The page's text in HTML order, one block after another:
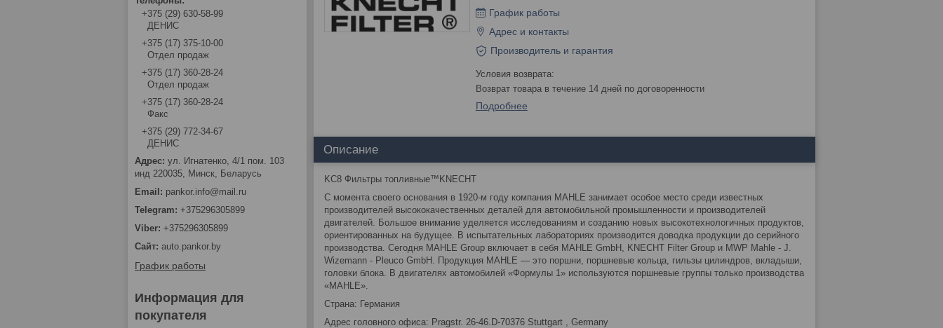
График работы
Адрес и контакты
Производитель и гарантия
возврат товара в течение 14 дней по договоренности
Подробнее
Описание
KC8 Фильтры топливные™KNECHT
С момента своего основания в 1920-м году компания MAHLE занимает особое место среди известных
производителей высококачественных деталей для автомобильной промышленности и производителей
двигателей. Большое внимание уделяется исследованиям и созданию новых высокотехнологичных продуктов,
ориентированных на будущее. В испытательных лабораториях производится доводка продукции до серийного
производства. Сегодня MAHLE Group включает в себя MAHLE GmbH, KNECHT Filter Group и MWP Mahle - J.
Wizemann - Pleuco GmbH. Продукция MAHLE — это поршни, поршневые кольца, гильзы цилиндров, вкладыши,
головки блока. В двигателях автомобилей «Формулы 1» используются поршневые группы только производства
«MAHLE».
Страна: Германия
Адрес головного офиса: Pragstr. 26-46.D-70376 Stuttgart , Germany
+375 (29) 630-58-99
ДЕНИС
+375 (17) 375-10-00
Отдел продаж
+375 (17) 360-28-24
Отдел продаж
+375 (17) 360-28-24
Факс
+375 (29) 772-34-67
ДЕНИС
ул. Игнатенко, 4/1 пом. 103
инд 220035, Минск, Беларусь
pankor.info@mail.ru
+375296305899
+375296305899
auto.pankor.by
График работы
Информация для
покупателя